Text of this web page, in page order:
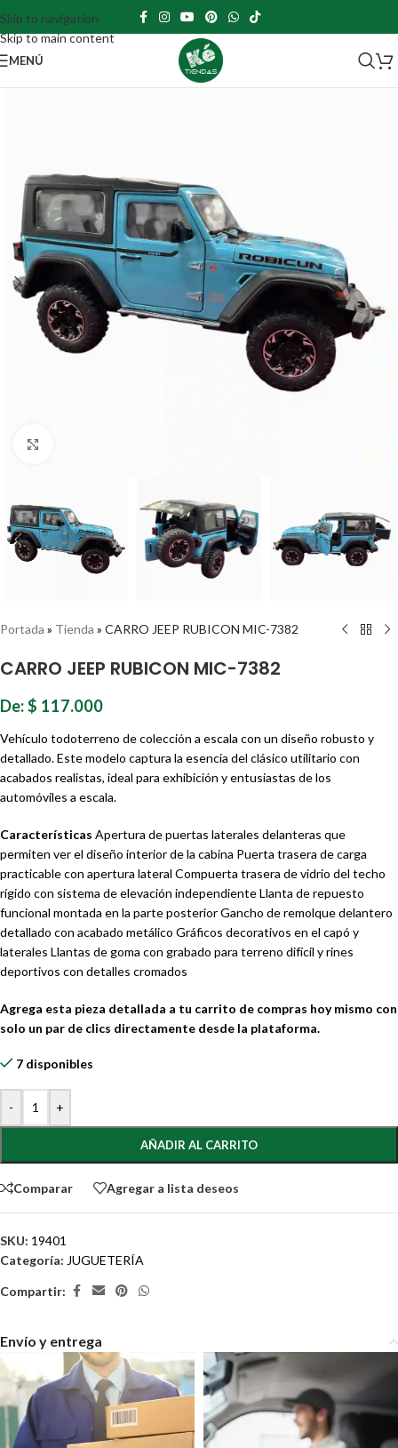
Skip to navigation
Skip to main content
MENÚ
Portada » Tienda » CARRO JEEP RUBICON MIC-7382
CARRO JEEP RUBICON MIC-7382
De:$ 117.000
Vehículo todoterreno de colección a escala con un diseño robusto y
detallado. Este modelo captura la esencia del clásico utilitario con
acabados realistas, ideal para exhibición y entusiastas de los
automóviles a escala.
Características Apertura de puertas laterales delanteras que
permiten ver el diseño interior de la cabina Puerta trasera de carga
practicable con apertura lateral Compuerta trasera de vidrio del techo
rígido con sistema de elevación independiente Llanta de repuesto
funcional montada en la parte posterior Gancho de remolque delantero
detallado con acabado metálico Gráficos decorativos en el capó y
laterales Llantas de goma con grabado para terreno difícil y rines
deportivos con detalles cromados
Agrega esta pieza detallada a tu carrito de compras hoy mismo con
solo un par de clics directamente desde la plataforma.
7 disponibles
- +
AÑADIR AL CARRITO
Comparar Agregar a lista deseos
SKU: 19401
Categoría: JUGUETERÍA
Compartir:
Envío y entrega